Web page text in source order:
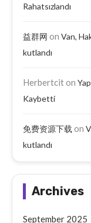
Rahatsızlandı
益群网 on Van,
kutlandı
Herbertciton
Kaybetti
免费资源下载 on
kutlandı
Archives
September 2025